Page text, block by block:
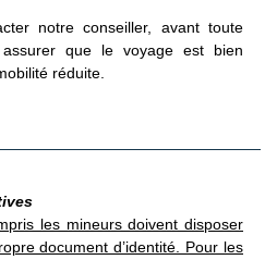
directement par la compagnie
perturbations à l’aller ou au
notre conseiller, avant toute
que le voyage est bien
réduite.
les mineurs doivent disposer
document d’identité. Pour les